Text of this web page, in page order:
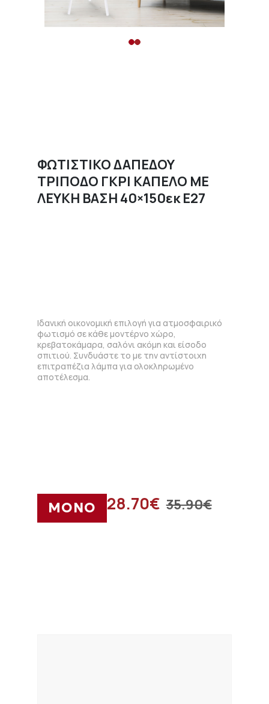
ΦΩΤΙΣΤΙΚΟ ΔΑΠΕΔΟΥ
ΤΡΙΠΟΔΟ ΓΚΡΙ ΚΑΠΕΛΟ ΜΕ
ΛΕΥΚΗ ΒΑΣΗ 40×150εκ Ε27
Ιδανική οικονομική επιλογή για ατμοσφαιρικό
φωτισμό σε κάθε μοντέρνο χώρο,
κρεβατοκάμαρα, σαλόνι ακόμη και είσοδο
σπιτιού. Συνδυάστε το με την αντίστοιχη
επιτραπέζια λάμπα για ολοκληρωμένο
αποτέλεσμα.
ΜΟΝΟ 35.90€
28.70€